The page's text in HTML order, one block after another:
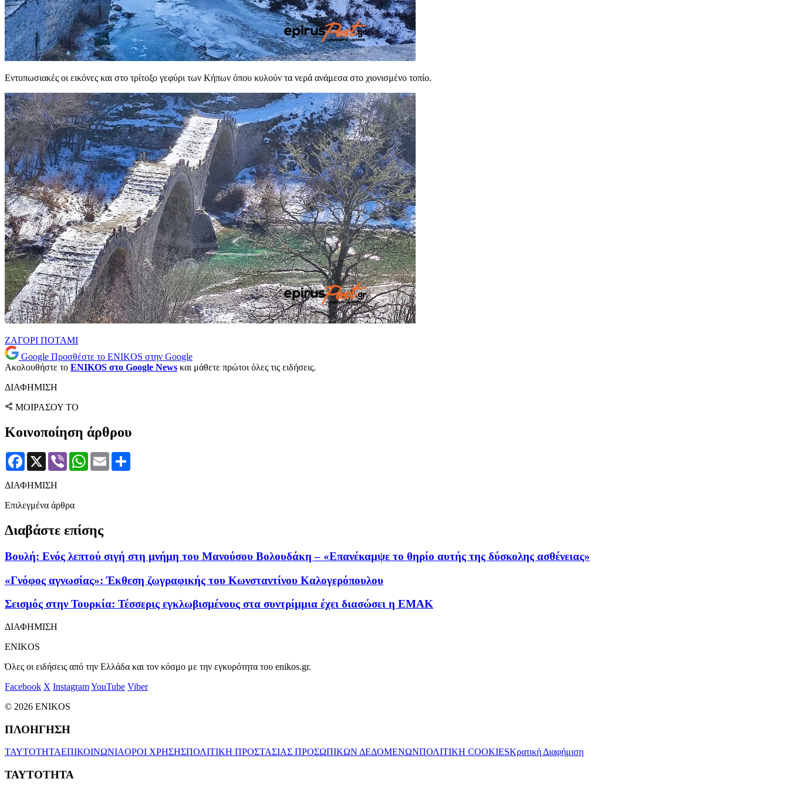
Εντυπωσιακές οι εικόνες και στο τρίτοξο γεφύρι των Κήπων όπου κυλούν τα νερά ανάμεσα στο χιονισμένο τοπίο.
ΖΑΓΟΡΙ ΠΟΤΑΜΙ
Google Προσθέστε το ENIKOS στην Google
Ακολουθήστε το ENIKOS στο Google News και μάθετε πρώτοι όλες τις ειδήσεις.
ΔΙΑΦΗΜΙΣΗ
ΜΟΙΡΑΣΟΥ ΤΟ
Κοινοποίηση άρθρου
Facebook
X Viber WhatsApp
Email
ΔΙΑΦΗΜΙΣΗ
Επιλεγμένα άρθρα
Διαβάστε επίσης
Βουλή: Ενός λεπτού σιγή στη μνήμη του Μανούσου Βολουδάκη – «Επανέκαμψε το θηρίο αυτής της δύσκολης ασθένειας»
«Γνόφος αγνωσίας»: Έκθεση ζωγραφικής του Κωνσταντίνου Καλογερόπουλου
Σεισμός στην Τουρκία: Τέσσερις εγκλωβισμένους στα συντρίμμια έχει διασώσει η ΕΜΑΚ
ΔΙΑΦΗΜΙΣΗ
ENIKOS
Όλες οι ειδήσεις από την Ελλάδα και τον κόσμο με την εγκυρότητα του enikos.gr.
Facebook X InstagramYouTube Viber
© 2026 ENIKOS
ΠΛΟΗΓΗΣΗ
ΤΑΥΤΟΤΗΤΑΕΠΙΚΟΙΝΩΝΙΑΟΡΟΙ ΧΡΗΣΗΣΠΟΛΙΤΙΚΗ ΠΡΟΣΤΑΣΙΑΣ ΠΡΟΣΩΠΙΚΩΝ ΔΕΔΟΜΕΝΩΝΠΟΛΙΤΙΚΗ COOKIESΚρατική Διαφήμιση
ΤΑΥΤΟΤΗΤΑ